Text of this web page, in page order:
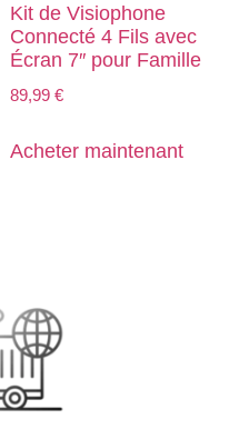
Kit de Visiophone
Connecté 4 Fils avec
Écran 7″ pour Famille
89,99 €
Acheter maintenant